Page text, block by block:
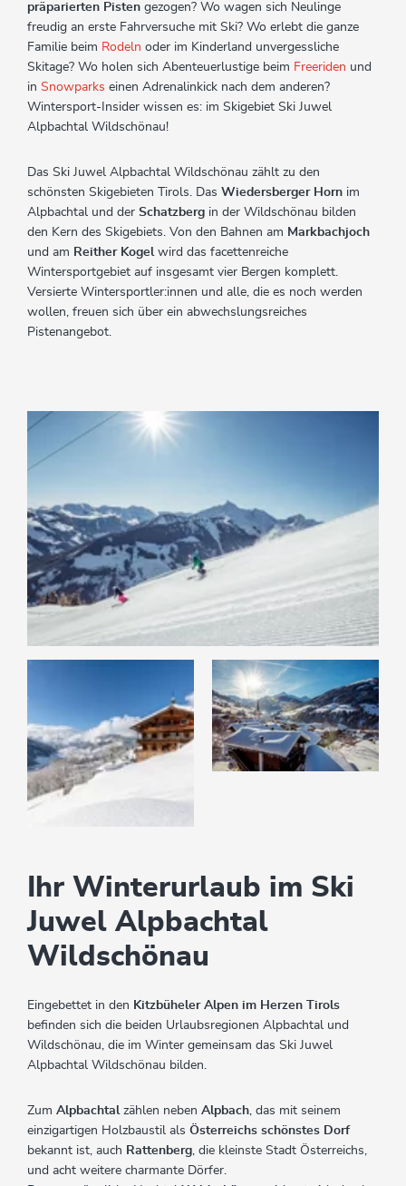
präparierten Pisten gezogen? Wo wagen sich Neulinge
freudig an erste Fahrversuche mit Ski? Wo erlebt die ganze
Familie beim Rodeln oder im Kinderland unvergessliche
Skitage? Wo holen sich Abenteuerlustige beim Freeriden und
in Snowparks einen Adrenalinkick nach dem anderen?
Wintersport-Insider wissen es: im Skigebiet Ski Juwel
Alpbachtal Wildschönau!
Das Ski Juwel Alpbachtal Wildschönau zählt zu den
schönsten Skigebieten Tirols. Das Wiedersberger Horn im
Alpbachtal und der Schatzberg in der Wildschönau bilden
den Kern des Skigebiets. Von den Bahnen am Markbachjoch
und am Reither Kogelwird das facettenreiche
Wintersportgebiet auf insgesamt vier Bergen komplett.
Versierte Wintersportler:innen und alle, die es noch werden
wollen, freuen sich über ein abwechslungsreiches
Pistenangebot.
Ihr Winterurlaub im Ski
Juwel Alpbachtal
Wildschönau
Eingebettet in den Kitzbüheler Alpen im Herzen Tirols
befinden sich die beiden Urlaubsregionen Alpbachtal und
Wildschönau, die im Winter gemeinsam das Ski Juwel
Alpbachtal Wildschönau bilden.
Zum Alpbachtal zählen neben Alpbach, das mit seinem
einzigartigen Holzbaustil als Österreichs schönstes Dorf
bekannt ist, auch Rattenberg, die kleinste Stadt Österreichs,
und acht weitere charmante Dörfer.